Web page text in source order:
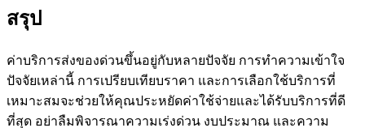
สรุป
ค่าบริการส่งของด่วนขึ้นอยู่กับหลายปัจจัย การทำความเข้าใจ
ปัจจัยเหล่านี้ การเปรียบเทียบราคา และการเลือกใช้บริการที่
เหมาะสมจะช่วยให้คุณประหยัดค่าใช้จ่ายและได้รับบริการที่ดี
ที่สุด อย่าลืมพิจารณาความเร่งด่วน งบประมาณ และความ